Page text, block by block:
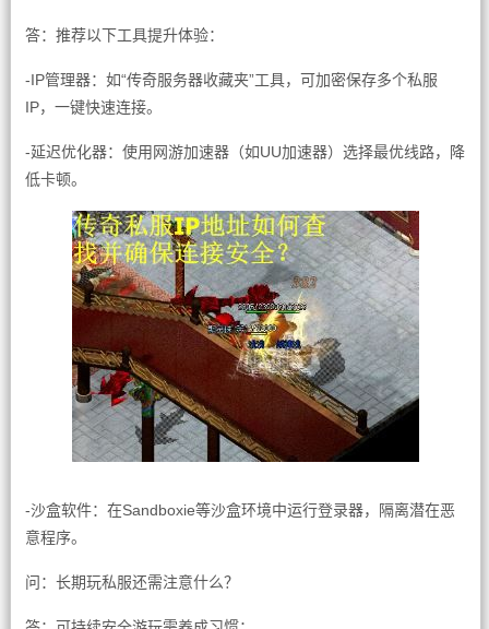
答：推荐以下工具提升体验：
-IP管理器：如“传奇服务器收藏夹”工具，可加密保存多个私服
IP，一键快速连接。
-延迟优化器：使用网游加速器（如UU加速器）选择最优线路，降
低卡顿。
-沙盒软件：在Sandboxie等沙盒环境中运行登录器，隔离潜在恶
意程序。
问：长期玩私服还需注意什么？